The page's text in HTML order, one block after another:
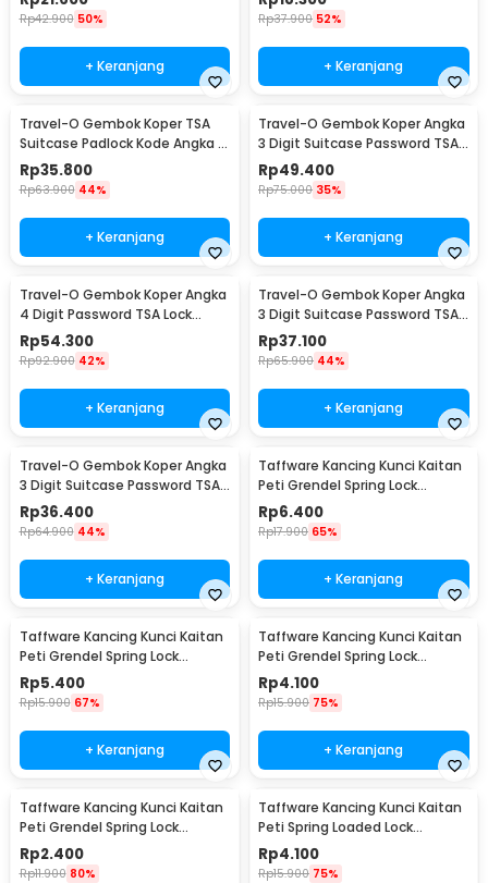
Rp42.900 50%
+ Keranjang
Rp37.900 52%
+ Keranjang
Travel-O Gembok Koper TSA
Suitcase Padlock Kode Angka 3
Digit - TSA-620
Rp35.800
Rp63.900 44%
+ Keranjang
Travel-O Gembok Koper Angka
3 Digit Suitcase Password TSA
Lock - TSA-520
Rp49.400
Rp75.000 35%
+ Keranjang
Travel-O Gembok Koper Angka
4 Digit Password TSA Lock
Travel Sentry - TSA-330
Rp54.300
Rp92.900 42%
+ Keranjang
Travel-O Gembok Koper Angka
3 Digit Suitcase Password TSA
Lock - TSA-338
Rp37.100
Rp65.900 44%
+ Keranjang
Travel-O Gembok Koper Angka
3 Digit Suitcase Password TSA
Lock - TSA-525
Rp36.400
Rp64.900 44%
+ Keranjang
Taffware Kancing Kunci Kaitan
Peti Grendel Spring Lock
Stainless Steel XL - J107
Rp6.400
Rp17.900 65%
+ Keranjang
Taffware Kancing Kunci Kaitan
Peti Grendel Spring Lock
Stainless Steel L - J107
Rp5.400
Rp15.900 67%
+ Keranjang
Taffware Kancing Kunci Kaitan
Peti Grendel Spring Lock
Stainless Steel M - J107
Rp4.100
Rp15.900 75%
+ Keranjang
Taffware Kancing Kunci Kaitan
Peti Grendel Spring Lock
Stainless Steel S - J107
Rp2.400
Rp11.900 80%
Taffware Kancing Kunci Kaitan
Peti Spring Loaded Lock
Stainless Steel M - J108
Rp4.100
Rp15.900 75%